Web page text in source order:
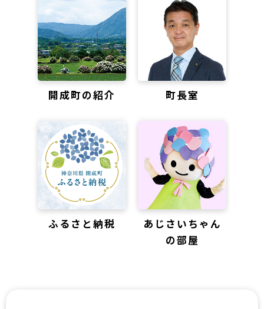
開成町の紹介 町長室
ふるさと納税
あじさいちゃん
の部屋